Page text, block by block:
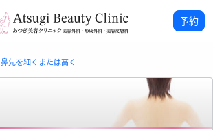
予約
鼻先を細くまたは高く